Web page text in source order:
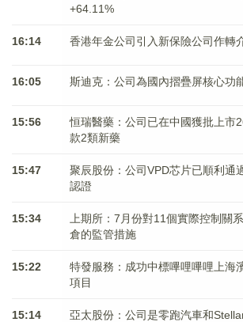
+64.11%
16:14 香港年金公司引入新保險公司作轉
16:05 斯迪克：公司為國內摺疊屏核心功
15:56
恒瑞醫藥：公司已在中國獲批上市
款2類新藥
15:47
聚辰股份：公司VPD芯片已順利通
認證
15:34
上期所：7月份對11個實際控制關
倉的監管措施
15:22
特發服務：成功中標嗶哩嗶哩上海
項目
15:14 亞太股份：公司是零跑汽車和